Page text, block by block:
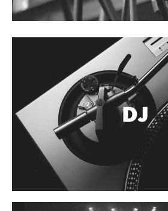
Accesorios
Guitarra Metal
Guitarra Nylon
Guitarra Electrica
Bajo
Violin
Otros instrumentos de arco
Otros instrumentos de Cuerdas